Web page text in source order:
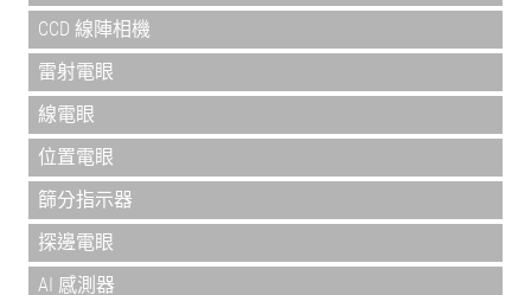
CCD 線陣相機
雷射電眼
線電眼
位置電眼
篩分指示器
探邊電眼
AI 感測器